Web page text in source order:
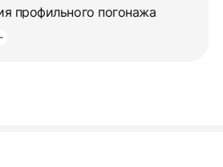
профильного погонажа